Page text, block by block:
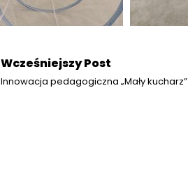
Wcześniejszy Post
Innowacja pedagogiczna „Mały kucharz”